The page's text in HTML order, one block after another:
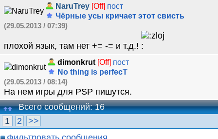
NaruTrey [Off] пост
Чёрные усы кричает этот свисть
(29.05.2013 / 07:39)
плохой язык, там нет += -= и т.д.!
dimonkrut [Off] пост
No thing is perfecT
(29.05.2013 / 08:14)
На нем игры для PSP пишутся.
Всего сообщений: 16
1
2
>>